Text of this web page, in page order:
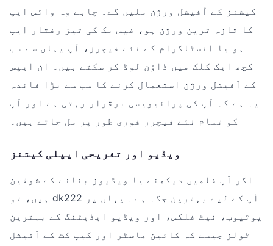
کیشنز کے آفیشل ورژن ملیں گے۔ چاہے وہ واٹس ایپ
کا تازہ ترین ورژن ہو، فیس بک کی تیز رفتار ایپ
ہو یا انسٹاگرام کے نئے فیچرز، آپ یہاں سے سب
کچھ ایک کلک میں ڈاؤن لوڈ کر سکتے ہیں۔ ان ایپس
کے آفیشل ورژن استعمال کرنے کا سب سے بڑا فائدہ
یہ ہے کہ آپ کی پرائیویسی برقرار رہتی ہے اور آپ
کو تمام نئے فیچرز فوری طور پر مل جاتے ہیں۔
ویڈیو اور تفریحی ایپلی کیشنز
اگر آپ فلمیں دیکھنے یا ویڈیوز بنانے کے شوقین
ہیں، تو dk222 آپ کے لیے بہترین جگہ ہے۔ یہاں پر
یوٹیوب، نیٹ فلکس، اور ویڈیو ایڈیٹنگ کے بہترین
ٹولز جیسے کہ کائین ماسٹر اور کیپ کٹ کے آفیشل